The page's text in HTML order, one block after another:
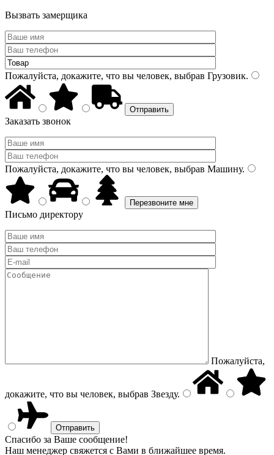
Вызвать замерщика
Пожалуйста, докажите, что вы человек, выбрав Грузовик.
Заказать звонок
Пожалуйста, докажите, что вы человек, выбрав Машину.
Письмо директору
Пожалуйста,
докажите, что вы человек, выбрав Звезду.
Спасибо за Ваше сообщение!
Наш менеджер свяжется с Вами в ближайшее время.